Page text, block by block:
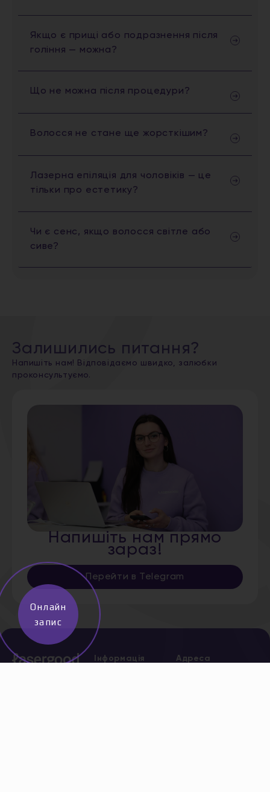
Якщо є прищі або подразнення після
гоління — можна?
Що не можна після процедури?
Волосся не стане ще жорсткішим?
Лазерна епіляція для чоловіків — це
тільки про естетику?
Чи є сенс, якщо волосся світле або
сиве?
Залишились питання?
Напишіть нам! Відповідаємо швидко, залюбки
проконсультуємо.
Напишіть нам прямо
зараз!
Перейти в Telegram
Інформація Адреса
Онлайн
запис